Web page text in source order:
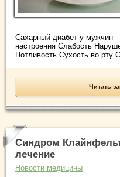
Сахарный диабет у мужчин
настроения Слабость
Потливость Сухость во рту
Читать
Синдром
лечение
Новости медицины